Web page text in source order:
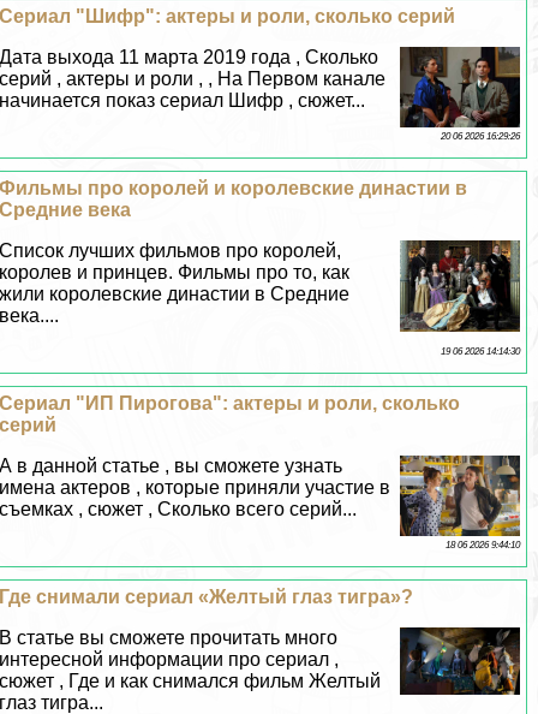
Сериал "Шифр": актеры и роли, сколько серий
Дата выхода 11 марта 2019 года , Сколько
серий , актеры и роли , , На Первом канале
начинается показ сериал Шифр , сюжет...
20 06 2026 16:29:26
Фильмы про королей и королевские династии в
Средние века
Список лучших фильмов про королей,
королев и принцев. Фильмы про то, как
жили королевские династии в Средние
века....
19 06 2026 14:14:30
Сериал "ИП Пирогова": актеры и роли, сколько
серий
А в данной статье , вы сможете узнать
имена актеров , которые приняли участие в
съемках , сюжет , Сколько всего серий...
18 06 2026 9:44:10
Где снимали сериал «Желтый глаз тигра»?
В статье вы сможете прочитать много
интересной информации про сериал ,
сюжет , Где и как снимался фильм Желтый
глаз тигра...